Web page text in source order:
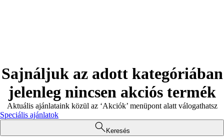
Sajnáljuk az adott kategóriában
jelenleg nincsen akciós termék
Aktuális ajánlataink közül az ‘Akciók’ menüpont alatt válogathatsz
Speciális ajánlatok
Keresés